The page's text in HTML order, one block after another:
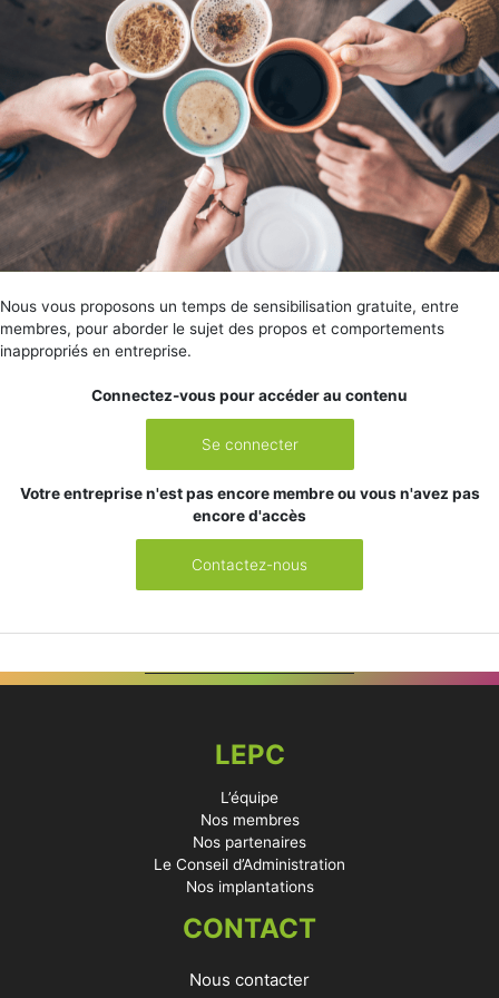
Nous vous proposons un temps de sensibilisation gratuite, entre
membres, pour aborder le sujet des propos et comportements
inappropriés en entreprise.
Connectez-vous pour accéder au contenu
Se connecter
Votre entreprise n'est pas encore membre ou vous n'avez pas
encore d'accès
Contactez-nous
LEPC
L’équipe
Nos membres
Nos partenaires
Le Conseil d’Administration
Nos implantations
CONTACT
Nous contacter